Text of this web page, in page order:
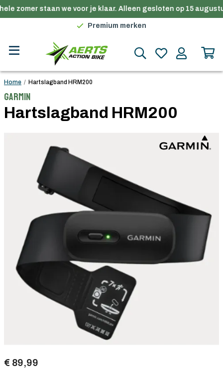
zomer staan we voor je klaar. Alleen gesloten op 15
Gratis verzending in België vanaf €100
Premium merken
Gratis verzending in België vanaf €100
Home / Hartslagband HRM200
Garmin
Hartslagband HRM200
€ 89,99